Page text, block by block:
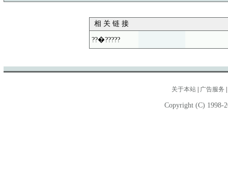
相 关 链 接
??�?????
关于本站 广告服务
Copyright (C) 1998-